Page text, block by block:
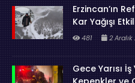
Erzincan’ın
Kar Yağışı
481 2 Aralık
Gece Yarısı İş